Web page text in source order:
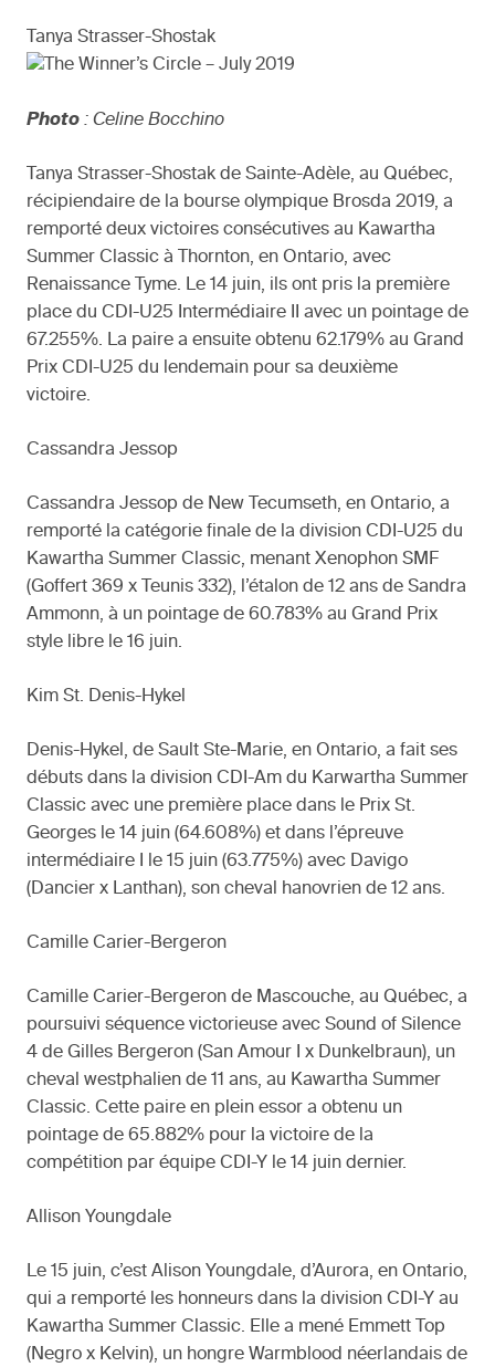
Tanya Strasser-Shostak
Photo : Celine Bocchino
Tanya Strasser-Shostak de Sainte-Adèle, au Québec,
récipiendaire de la bourse olympique Brosda 2019, a
remporté deux victoires consécutives au Kawartha
Summer Classic à Thornton, en Ontario, avec
Renaissance Tyme. Le 14 juin, ils ont pris la première
place du CDI-U25 Intermédiaire II avec un pointage de
67.255%. La paire a ensuite obtenu 62.179% au Grand
Prix CDI-U25 du lendemain pour sa deuxième
victoire.
Cassandra Jessop
Cassandra Jessop de New Tecumseth, en Ontario, a
remporté la catégorie finale de la division CDI-U25 du
Kawartha Summer Classic, menant Xenophon SMF
(Goffert 369 x Teunis 332), l’étalon de 12 ans de Sandra
Ammonn, à un pointage de 60.783% au Grand Prix
style libre le 16 juin.
Kim St. Denis-Hykel
Denis-Hykel, de Sault Ste-Marie, en Ontario, a fait ses
débuts dans la division CDI-Am du Karwartha Summer
Classic avec une première place dans le Prix St.
Georges le 14 juin (64.608%) et dans l’épreuve
intermédiaire I le 15 juin (63.775%) avec Davigo
(Dancier x Lanthan), son cheval hanovrien de 12 ans.
Camille Carier-Bergeron
Camille Carier-Bergeron de Mascouche, au Québec, a
poursuivi séquence victorieuse avec Sound of Silence
4 de Gilles Bergeron (San Amour I x Dunkelbraun), un
cheval westphalien de 11 ans, au Kawartha Summer
Classic. Cette paire en plein essor a obtenu un
pointage de 65.882% pour la victoire de la
compétition par équipe CDI-Y le 14 juin dernier.
Allison Youngdale
Le 15 juin, c’est Alison Youngdale, d’Aurora, en Ontario,
qui a remporté les honneurs dans la division CDI-Y au
Kawartha Summer Classic. Elle a mené Emmett Top
(Negro x Kelvin), un hongre Warmblood néerlandais de